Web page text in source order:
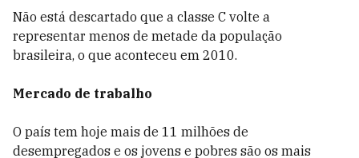
Não está descartado que a classe C volte a
representar menos de metade da população
brasileira, o que aconteceu em 2010.
Mercado de trabalho
O país tem hoje mais de 11 milhões de
desempregados e os jovens e pobres são os mais